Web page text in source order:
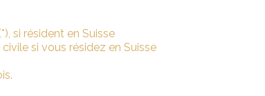
si résident en Suisse
si vous résidez en Suisse